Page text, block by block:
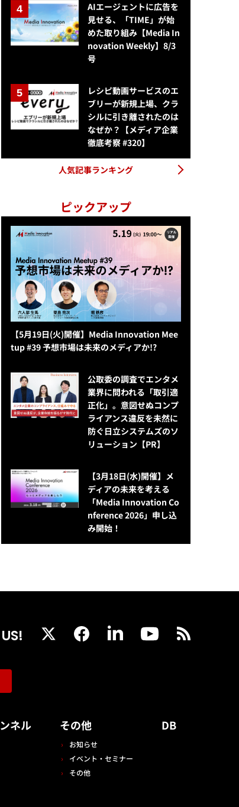
AIエージェントに広告を
見せる、「TIME」が始
めた取り組み【Media In
novation Weekly】8/3
号
レシピ動画サービスのエ
ブリーが新規上場、クラ
シルに引き離されたのは
なぜか？【メディア企業
徹底考察 #320】
人気記事ランキング
ピックアップ
【5月19日(火)開催】Media Innovation Mee
tup #39 予想市場は未来のメディアか!?
公​​取委の調査でエンタメ
業界に問われる「取引適
正化」。意図せぬコンプ
ライアンス違反を未然に
防ぐ日立システムズのソ
リューション​【PR】
【3月18日(水)開催】メ
ディアの未来を考える
「Media Innovation Co
nference 2026」申し込
み開始！
ネル その他
お知らせ
イベント・セミナー
その他
DB